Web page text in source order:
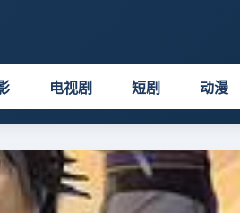
电视剧 短剧 动漫